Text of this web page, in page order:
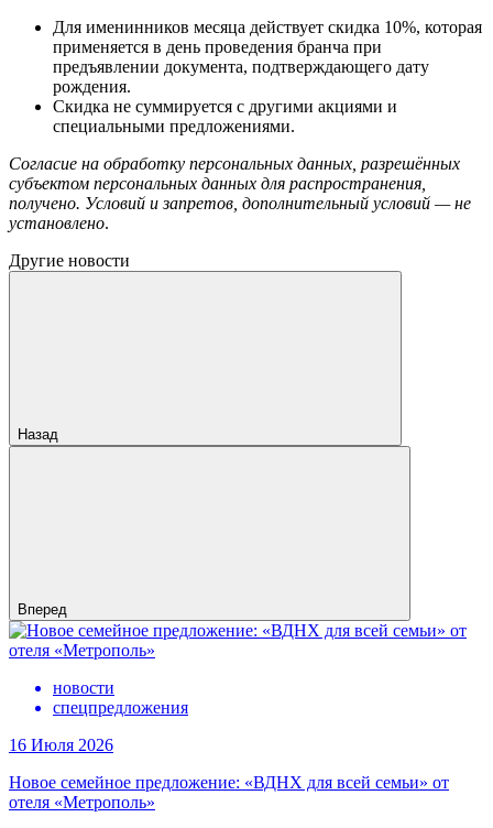
Для именинников месяца действует скидка 10%, которая
применяется в день проведения бранча при
предъявлении документа, подтверждающего дату
рождения.
Скидка не суммируется с другими акциями и
специальными предложениями.
Согласие на обработку персональных данных, разрешённых
субъектом персональных данных для распространения,
получено. Условий и запретов, дополнительный условий — не
установлено.
Другие новости
Назад
Вперед
новости
спецпредложения
16 Июля 2026
Новое семейное предложение: «ВДНХ для всей семьи» от
отеля «Метрополь»